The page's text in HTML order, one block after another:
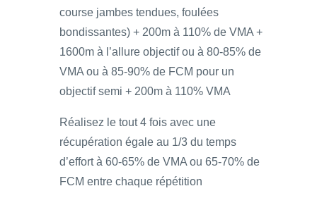
course jambes tendues, foulées
bondissantes) + 200m à 110% de VMA +
1600m à l’allure objectif ou à 80-85% de
VMA ou à 85-90% de FCM pour un
objectif semi + 200m à 110% VMA
Réalisez le tout 4 fois avec une
récupération égale au 1/3 du temps
d’effort à 60-65% de VMA ou 65-70% de
FCM entre chaque répétition